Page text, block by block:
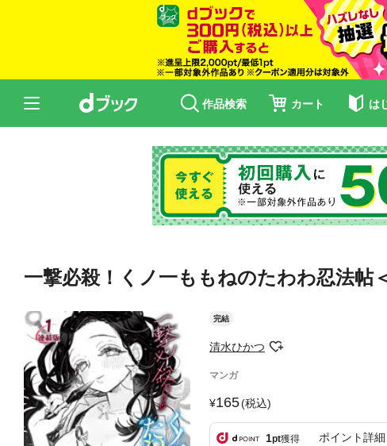
作品検索 カート は
一撃必殺！くノ一ももねのたわわ忍法
完結
清水ひかつ
マンガ
165(税込)
1pt獲得 ポイント詳細